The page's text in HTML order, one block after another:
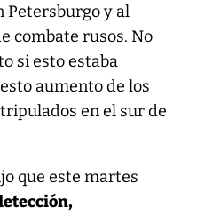
Petersburgo y al
combate rusos. No
si esto estaba
aumento de los
en el sur de
que este martes